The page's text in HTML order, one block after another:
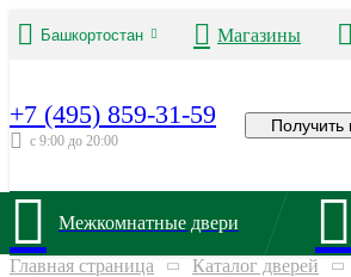
Башкортостан Магазины
+7 (495) 859-31-59
с 9:00 до 20:00
Получить
Межкомнатные двери
Главная страница Каталог дверей